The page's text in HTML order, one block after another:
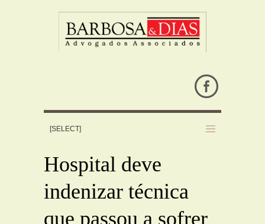
Hospital deve
indenizar técnica
que passou a sofrer